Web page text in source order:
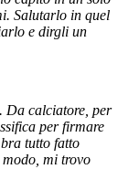
Salutarlo in quel
e dirgli un
Da calciatore, per
per firmare
tutto fatto
modo, mi trovo